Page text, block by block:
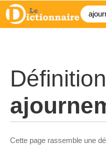
Définition
Cette page rassemble une